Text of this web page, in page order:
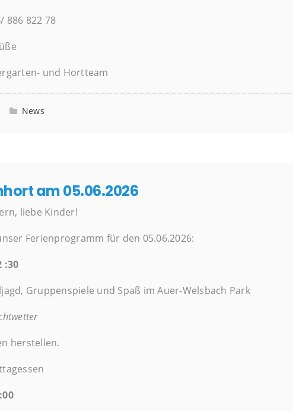
886 822 78
und Hortteam
News
am 05.06.2026
liebe Kinder!
Ferienprogramm für den 05.06.2026:
:30
Gruppenspiele und Spaß im Auer-Welsbach Park
herstellen.